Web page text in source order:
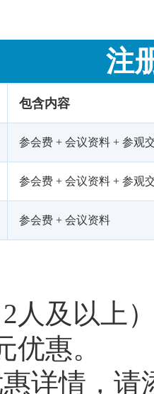
注
包含内容
参会费 + 会议资料 + 参观
参会费 + 会议资料 + 参观
参会费 + 会议资料
人及以上
优惠。
详情，请